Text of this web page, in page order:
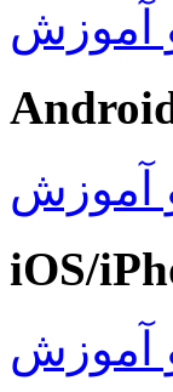
آموزش
آموزش
iOS/
آموزش